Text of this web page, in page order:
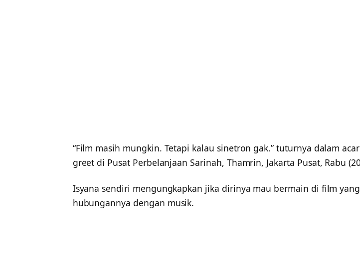
“Film masih mungkin. Tetapi kalau sinetron gak.” tuturnya dalam
greet di Pusat Perbelanjaan Sarinah, Thamrin, Jakarta Pusat, Rabu
Isyana sendiri mengungkapkan jika dirinya mau bermain di film
hubungannya dengan musik.